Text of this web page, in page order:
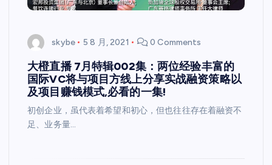
skybe 5 8 月, 2021 0 Comments
大橙直播 7月特辑002集：两位经验丰富的
国际VC将与项目方线上分享实战融资策略以
及项目赚钱模式,必看的一集!
初创企业，虽代表着希望和初心，但也往往存在着融资不
足、业务量…